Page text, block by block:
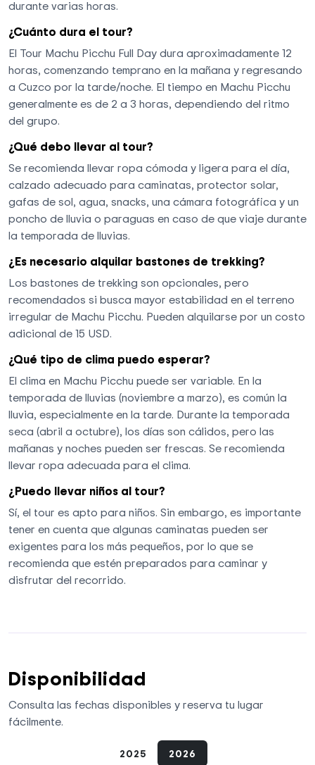
durante varias horas.
¿Cuánto dura el tour?
El Tour Machu Picchu Full Day dura aproximadamente 12
horas, comenzando temprano en la mañana y regresando
a Cuzco por la tarde/noche. El tiempo en Machu Picchu
generalmente es de 2 a 3 horas, dependiendo del ritmo
del grupo.
¿Qué debo llevar al tour?
Se recomienda llevar ropa cómoda y ligera para el día,
calzado adecuado para caminatas, protector solar,
gafas de sol, agua, snacks, una cámara fotográfica y un
poncho de lluvia o paraguas en caso de que viaje durante
la temporada de lluvias.
¿Es necesario alquilar bastones de trekking?
Los bastones de trekking son opcionales, pero
recomendados si busca mayor estabilidad en el terreno
irregular de Machu Picchu. Pueden alquilarse por un costo
adicional de 15 USD.
¿Qué tipo de clima puedo esperar?
El clima en Machu Picchu puede ser variable. En la
temporada de lluvias (noviembre a marzo), es común la
lluvia, especialmente en la tarde. Durante la temporada
seca (abril a octubre), los días son cálidos, pero las
mañanas y noches pueden ser frescas. Se recomienda
llevar ropa adecuada para el clima.
¿Puedo llevar niños al tour?
Sí, el tour es apto para niños. Sin embargo, es importante
tener en cuenta que algunas caminatas pueden ser
exigentes para los más pequeños, por lo que se
recomienda que estén preparados para caminar y
disfrutar del recorrido.
Disponibilidad
Consulta las fechas disponibles y reserva tu lugar
fácilmente.
2025 2026